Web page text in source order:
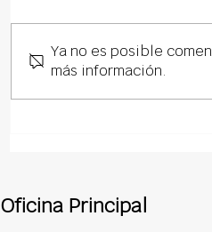
El Verdadero ROI del
Ya no es posible
más información.
Oficina Principal